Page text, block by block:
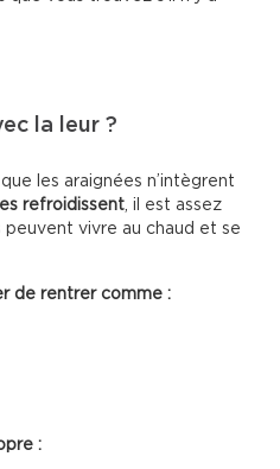
la leur ?
les araignées n’intègrent
refroidissent, il est assez
peuvent vivre au chaud et se
de rentrer comme :
: